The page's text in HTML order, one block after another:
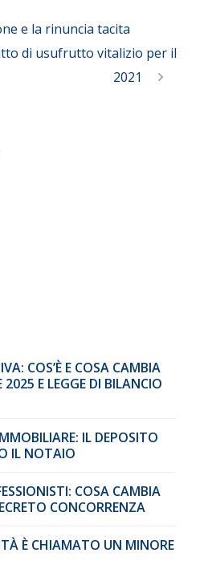
e la rinuncia tacita
di usufrutto vitalizio per il
2021
COS’È E COSA CAMBIA
E LEGGE DI BILANCIO
IL DEPOSITO
IL NOTAIO
COSA CAMBIA
CONCORRENZA
È CHIAMATO UN MINORE